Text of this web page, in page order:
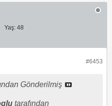
Yaş: 48
#6453
Gönderilmiş
tarafından